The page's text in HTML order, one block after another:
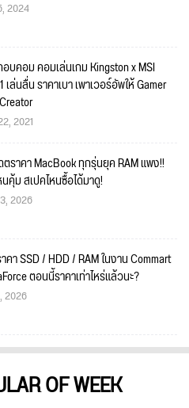
2024
บคอม คอมเล่นเกม Kingston x MSI
เล่นลื่น ราคาเบา เพาเวอร์อัพให้ Gamer
2021
ราคา MacBook ทุกรุ่นยุค RAM แพง!!
คุ้ม สเปคไหนซื้อได้มาดู!
2026
คา SSD / HDD / RAM ในงาน Commart
ตอนนี้ราคาเท่าไหร่แล้วนะ?
2026
OF WEEK